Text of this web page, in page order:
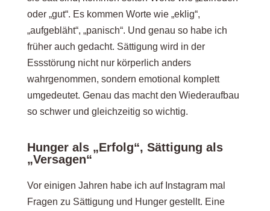
oder „gut“. Es kommen Worte wie „eklig“,
„aufgebläht“, „panisch“. Und genau so habe ich
früher auch gedacht. Sättigung wird in der
Essstörung nicht nur körperlich anders
wahrgenommen, sondern emotional komplett
umgedeutet. Genau das macht den Wiederaufbau
so schwer und gleichzeitig so wichtig.
Hunger als „Erfolg“, Sättigung als
„Versagen“
Vor einigen Jahren habe ich auf Instagram mal
Fragen zu Sättigung und Hunger gestellt. Eine